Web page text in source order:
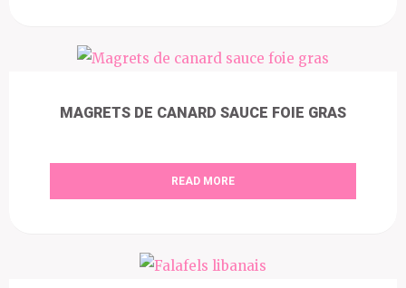
MAGRETS DE CANARD SAUCE FOIE GRAS
READ MORE